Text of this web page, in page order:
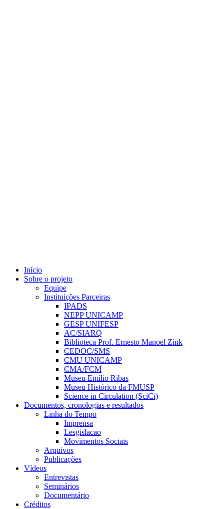
Início
Sobre o projeto
Equipe
Instituições Parceiras
IPADS
NEPP UNICAMP
GESP UNIFESP
AC/SIARQ
Biblioteca Prof. Ernesto Manoel Zink
CEDOC/SMS
CMU UNICAMP
CMA/FCM
Museu Emílio Ribas
Museu Histórico da FMUSP
Science in Circulation (SciCi)
Documentos, cronologias e resultados
Linha do Tempo
Imprensa
Lesgislacao
Movimentos Sociais
Arquivos
Publicações
Vídeos
Entrevistas
Seminários
Documentário
Créditos